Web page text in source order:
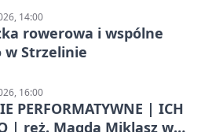
14:00
rowerowa i wspólne
w Strzelinie
16:00
PERFORMATYWNE | ICH
| reż. Magda Miklasz w